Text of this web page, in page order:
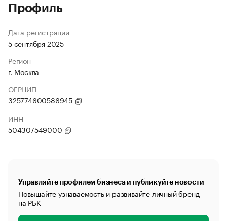
Профиль
Дата регистрации
5 сентября 2025
Регион
г. Москва
ОГРНИП
325774600586945
ИНН
504307549000
Управляйте профилем бизнеса и публикуйте новости
Повышайте узнаваемость и развивайте личный бренд
на РБК